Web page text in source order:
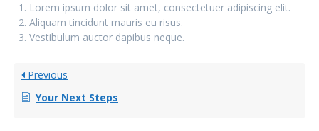
Lorem ipsum dolor sit amet, consectetuer adipiscing elit.
Aliquam tincidunt mauris eu risus.
Vestibulum auctor dapibus neque.
Previous
Your Next Steps